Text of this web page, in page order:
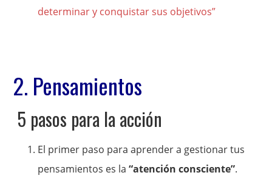
determinar y conquistar sus objetivos”
2. Pensamientos
5 pasos para la acción
El primer paso para aprender a gestionar tus
pensamientos es la “atención consciente”.